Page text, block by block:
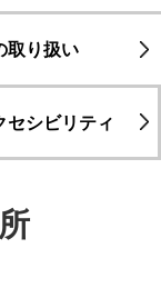
取り扱い
セシビリティ